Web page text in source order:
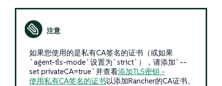
如果您使用的是私有CA签名的证书（或如果
`agent-tls-mode`设置为`strict`），请添加`--
set privateCA=true`并查看添加TLS密钥 -
使用私有CA签名的证书以添加Rancher的CA证书。